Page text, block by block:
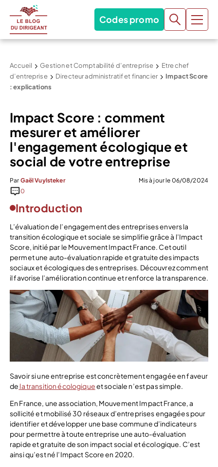
Codes promo
Accueil Gestion et Comptabilité d’entreprise
Etre chef
d’entreprise
Directeur administratif et financier
Impact Score
: explications
Impact Score : comment
mesurer et améliorer
l'engagement écologique et
social de votre entreprise
Par Gaël Vuylsteker
Mis à jour le 06/08/2024
0
Introduction
L’évaluation de l’engagement des entreprises envers la
transition écologique et sociale se simplifie grâce à l’Impact
Score, initié par le Mouvement Impact France. Cet outil
permet une auto-évaluation rapide et gratuite des impacts
sociaux et écologiques des entreprises. Découvrez comment
il favorise l’amélioration continue et renforce la transparence.
Savoir si une entreprise est concrètement engagée en faveur
de la transition écologiqueet sociale n’est pas simple.
En France, une association, Mouvement Impact France, a
sollicité et mobilisé 30 réseaux d’entreprises engagées pour
identifier et développer une base commune d’indicateurs
pour permettre à toute entreprise une auto-évaluation
rapide et gratuite de son impact social et écologique. C’est
ainsi qu’est né l’Impact Score en 2020.